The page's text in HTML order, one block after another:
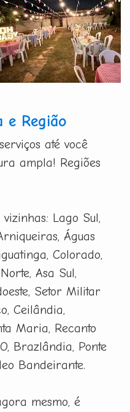
e Região
até você
ampla! Regiões
Lago Sul,
Águas
Colorado,
Asa Sul,
Setor Militar
Ceilândia,
Maria, Recanto
Brazlândia, Ponte
Bandeirante.
mesmo, é